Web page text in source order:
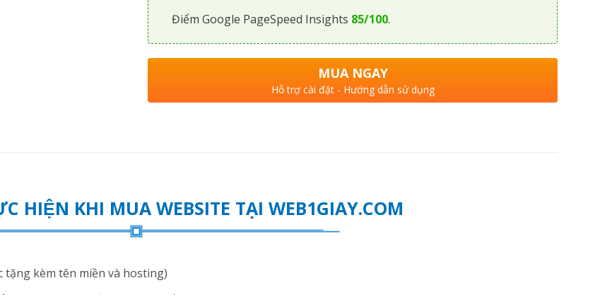
Điểm Google PageSpeed Insights 85/100.
MUA NGAY
Hỗ trợ cài đặt - Hướng dẫn sử dụng
HIỆN KHI MUA WEBSITE TẠI WEB1GIAY.COM
tặng kèm tên miền và hosting)